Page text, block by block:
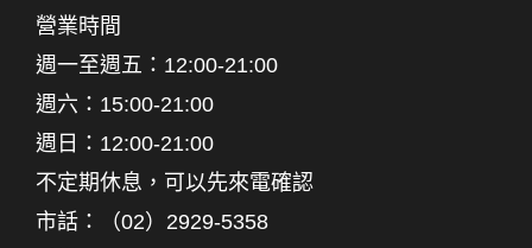
營業時間
週一至週五 ： 12:00-21:00
週六： 15:00-21:00
週日 ： 12:00-21:00
不定期休息，可以先來電確認
市話：
（02）2929-5358